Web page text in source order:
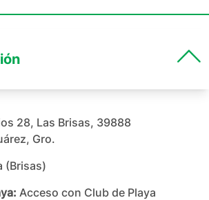
28, Las Brisas, 39888
Gro.
(Brisas)
Acceso con Club de Playa